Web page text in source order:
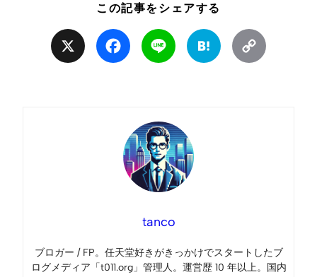
この記事をシェアする
Facebook Line Hatena
tanco
ブロガー / FP。任天堂好きがきっかけでスタートしたブ
ログメディア「t011.org」管理人。運営歴 10 年以上。国内